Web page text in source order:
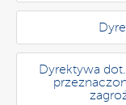
Dyrektywa